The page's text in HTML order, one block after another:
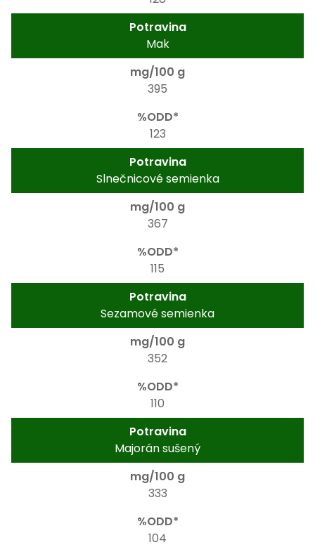
Mak
395
123
Slnečnicové semienka
367
115
Sezamové semienka
352
110
Majorán sušený
333
104